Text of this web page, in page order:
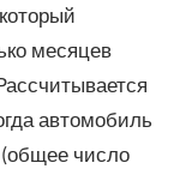
месяцев
автомобиль
(общее число